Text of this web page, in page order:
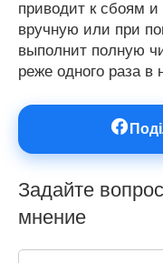
приводит к сбоям
вручную или при
выполнит полную
реже одного раза в
Задайте
мнение